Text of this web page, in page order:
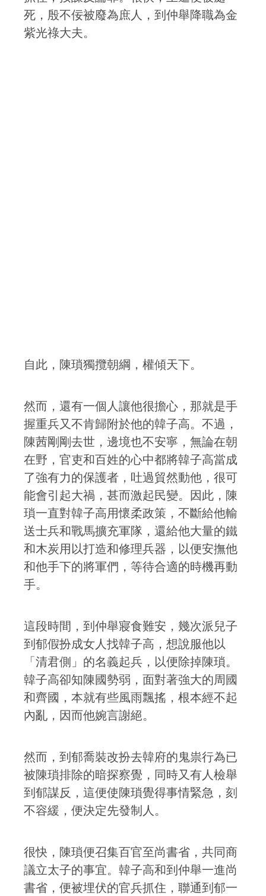
死，殷不佞被廢為庶人，到仲舉降職為金
紫光祿大夫。
自此，陳瑣獨攬朝綱，權傾天下。
然而，還有一個人讓他很擔心，那就是手
握重兵又不肯歸附於他的韓子高。不過，
陳茜剛剛去世，邊境也不安寧，無論在朝
在野，官吏和百姓的心中都將韓子高當成
了強有力的保護者，吐過貿然動他，很可
能會引起大禍，甚而激起民變。因此，陳
瑣一直對韓子高用懷柔政策，不斷給他輸
送士兵和戰馬擴充軍隊，還給他大量的鐵
和木炭用以打造和修理兵器，以便安撫他
和他手下的將軍們，等待合適的時機再動
手。
這段時間，到仲舉寢食難安，幾次派兒子
到郁假扮成女人找韓子高，想說服他以
「清君側」的名義起兵，以便除掉陳瑣。
韓子高卻知陳國勢弱，面對著強大的周國
和齊國，本就有些風雨飄搖，根本經不起
內亂，因而他婉言謝絕。
然而，到郁喬裝改扮去韓府的鬼祟行為已
被陳瑣排除的暗探察覺，同時又有人檢舉
到郁謀反，這便使陳瑣覺得事情緊急，刻
不容緩，便決定先發制人。
很快，陳瑣便召集百官至尚書省，共同商
議立太子的事宜。韓子高和到仲舉一進尚
書省，便被埋伏的官兵抓住，聯通到郁一